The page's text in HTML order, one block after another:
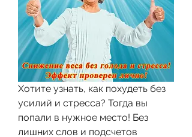
Хотите узнать, как похудеть без
усилий и стресса? Тогда вы
попали в нужное место! Без
лишних слов и подсчетов